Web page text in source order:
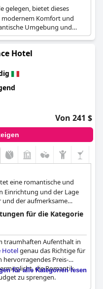
gelegen, bietet dieses
Komfort und
Umgebung und
einen unvergesslichen
Hotel
Von 241 $
eine romantische und
Einrichtung und der Lage
und der aufmerksame
Erlebnis für Paare, die einen
für die Kategorie
traumhaften Aufenthalt in
Hotelgenau das Richtige für
hervorragendes Preis-
die Romantik
zu sprengen.
für alle Kategorien lesen